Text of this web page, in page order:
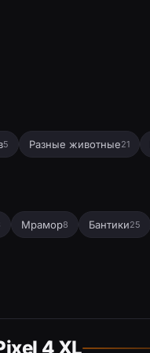
5 Разные животные21
Мрамор8 Бантики25
4 XL